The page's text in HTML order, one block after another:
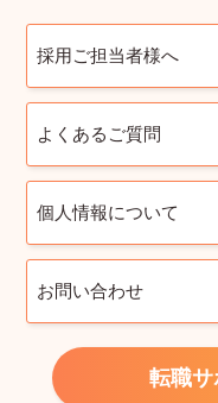
採用ご担当者様へ
よくあるご質問
個人情報について
お問い合わせ
転職